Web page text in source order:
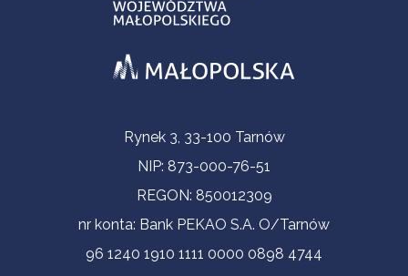
Informacje kontaktoweRynek 3, 33-100 Tarnów
NIP: 873-000-76-51
REGON: 850012309
nr konta: Bank PEKAO S.A. O/Tarnów
96 1240 1910 1111 0000 0898 4744